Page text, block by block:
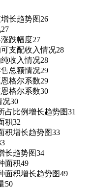
长趋势图26
跌幅度27
支配收入情况28
收入情况28
总额情况29
格尔系数29
格尔系数30
况30
占比例增长趋势图31
积32
积增长趋势图33
长趋势图34
面积49
面积增长趋势图49
50